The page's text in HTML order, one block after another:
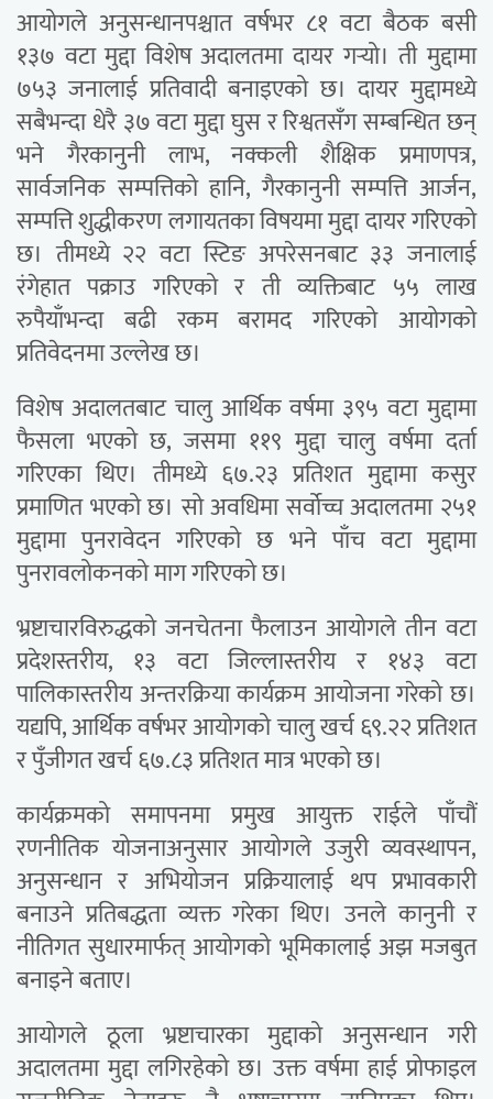
आयोगले अनुसन्धानपश्चात वर्षभर ८१ वटा बैठक बसी
१३७ वटा मुद्दा विशेष अदालतमा दायर गर्‍यो। ती मुद्दामा
७५३ जनालाई प्रतिवादी बनाइएको छ। दायर मुद्दामध्ये
सबैभन्दा धेरै ३७ वटा मुद्दा घुस र रिश्वतसँग सम्बन्धित छन्
भने गैरकानुनी लाभ, नक्कली शैक्षिक प्रमाणपत्र,
सार्वजनिक सम्पत्तिको हानि, गैरकानुनी सम्पत्ति आर्जन,
सम्पत्ति शुद्धीकरण लगायतका विषयमा मुद्दा दायर गरिएको
छ। तीमध्ये २२ वटा स्टिङ अपरेसनबाट ३३ जनालाई
रंगेहात पक्राउ गरिएको र ती व्यक्तिबाट ५५ लाख
रुपैयाँभन्दा बढी रकम बरामद गरिएको आयोगको
प्रतिवेदनमा उल्लेख छ।
विशेष अदालतबाट चालु आर्थिक वर्षमा ३९५ वटा मुद्दामा
फैसला भएको छ, जसमा ११९ मुद्दा चालु वर्षमा दर्ता
गरिएका थिए। तीमध्ये ६७.२३ प्रतिशत मुद्दामा कसुर
प्रमाणित भएको छ। सो अवधिमा सर्वोच्च अदालतमा २५१
मुद्दामा पुनरावेदन गरिएको छ भने पाँच वटा मुद्दामा
पुनरावलोकनको माग गरिएको छ।
भ्रष्टाचारविरुद्धको जनचेतना फैलाउन आयोगले तीन वटा
प्रदेशस्तरीय, १३ वटा जिल्लास्तरीय र १४३ वटा
पालिकास्तरीय अन्तरक्रिया कार्यक्रम आयोजना गरेको छ।
यद्यपि, आर्थिक वर्षभर आयोगको चालु खर्च ६९.२२ प्रतिशत
र पुँजीगत खर्च ६७.८३ प्रतिशत मात्र भएको छ।
कार्यक्रमको समापनमा प्रमुख आयुक्त राईले पाँचौं
रणनीतिक योजनाअनुसार आयोगले उजुरी व्यवस्थापन,
अनुसन्धान र अभियोजन प्रक्रियालाई थप प्रभावकारी
बनाउने प्रतिबद्धता व्यक्त गरेका थिए। उनले कानुनी र
नीतिगत सुधारमार्फत् आयोगको भूमिकालाई अझ मजबुत
बनाइने बताए।
आयोगले ठूला भ्रष्टाचारका मुद्दाको अनुसन्धान गरी
अदालतमा मुद्दा लगिरहेको छ। उक्त वर्षमा हाई प्रोफाइल